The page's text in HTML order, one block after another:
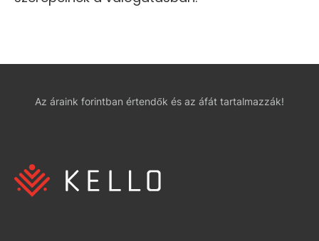
Az áraink forintban értendők és az áfát tartalmazzák!